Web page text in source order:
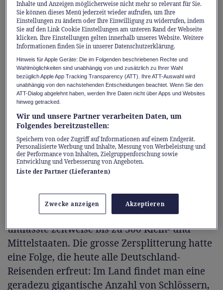
Geschmack, vom Malerweg in der
Sächsischen Schweiz bis zur Herausforderung
im Hochgebirge, und die berühmten Flüsse
wie die Donau, die Isar oder die Elbe lassen
sich auch im Kajak oder Kanu erkunden.
Auch wer es eher gemütlich angehen möchte,
hat die Qual der Wahl: Es locken 16 National-
und 104 Naturparks.
Das Land der Schlösser
Deutschlandwurde erst 1871 zum
Nationalstaat. Zuvor gab es auf seinem
Das «Heilige Römische Reich Deutscher
Nation», das von 902 bis 1806 bestand,
umfasste zeitweise bis zu 300 Klein- und
Mittelstaaten. Die grosse Zersplitterung hatte
eine Folge, die heute alle Deutschland-
Reisenden erfreut: Im Land findet man eine
geradezu gigantische Anzahl von Schlössern,
Inhalte und Anzeigen möglicherweise nicht mehr so relevant für Sie.
Sie können dieses Menü jederzeit wieder aufrufen, um Ihre
Einstellungen zu ändern oder Ihre Einwilligung zu widerrufen, indem
Sie auf den Link Cookie Einstellungen am unteren Rand der Webseite
klicken. Ihre Einstellungen gelten innerhalb unseres Website. Weitere
Informationen finden Sie in unserer Datenschutzerklärung.
Hinweis für Apple Geräte: Die im Folgenden beschriebenen Rechte und
Wahlmöglichkeiten sind unabhängig von und zusätzlich zu Ihrer Wahl
bezüglich Apple App Tracking Transparency (ATT). Ihre ATT-Auswahl wird
unabhängig von den nachstehenden Entscheidungen beachtet. Wenn Sie den
ATT-Dialog abgelehnt haben, werden Ihre Daten nicht über Apps und Websites
hinweg getracked.
Wir und unsere Partner verarbeiten Daten, um
Folgendes bereitzustellen:
Speichern von oder Zugriff auf Informationen auf einem Endgerät.
Personalisierte Werbung und Inhalte, Messung von Werbeleistung und
der Performance von Inhalten, Zielgruppenforschung sowie
Entwicklung und Verbesserung von Angeboten.
Liste der Partner (Lieferanten)
Zwecke anzeigen Akzeptieren